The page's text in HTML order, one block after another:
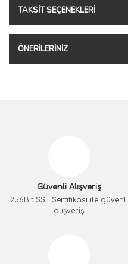
TAKSIT SEÇENEKLERI
ÖNERILERINIZ
Güvenli Alışveriş
256Bit SSL Sertifikası ile güvenli
alışveriş